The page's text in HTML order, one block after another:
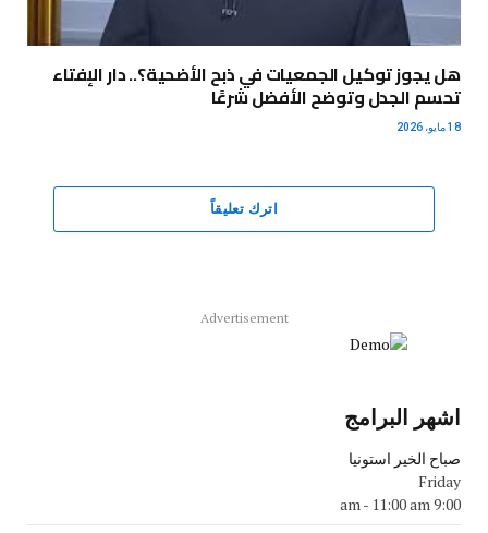
هل يجوز توكيل الجمعيات في ذبح الأضحية؟.. دار الإفتاء
تحسم الجدل وتوضح الأفضل شرعًا
18 مايو، 2026
اترك تعليقاً
Advertisement
اشهر البرامج
صباح الخير استونيا
Friday
9:00 am
- 11:00 am